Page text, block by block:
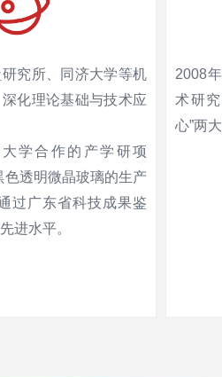
究所、同济大学等机
化理论基础与技术应
学合作的产学研项
色透明微晶玻璃的生产
过广东省科技成果鉴
进水平。
2008
术研
心”两